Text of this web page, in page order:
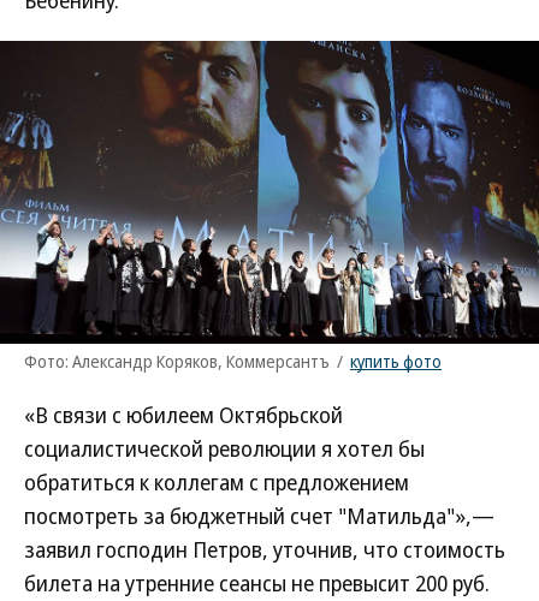
Фото: Александр Коряков, Коммерсантъ / купить фото
«В связи с юбилеем Октябрьской
социалистической революции я хотел бы
обратиться к коллегам с предложением
посмотреть за бюджетный счет "Матильда"»,—
заявил господин Петров, уточнив, что стоимость
билета на утренние сеансы не превысит 200 руб.